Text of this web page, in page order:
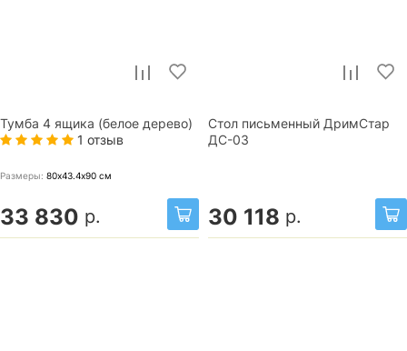
Тумба 4 ящика (белое дерево)
1 отзыв
Размеры: 80х43.4х90 см
33 830 р.
Стол письменный ДримСтар
ДС-03
30 118 р.